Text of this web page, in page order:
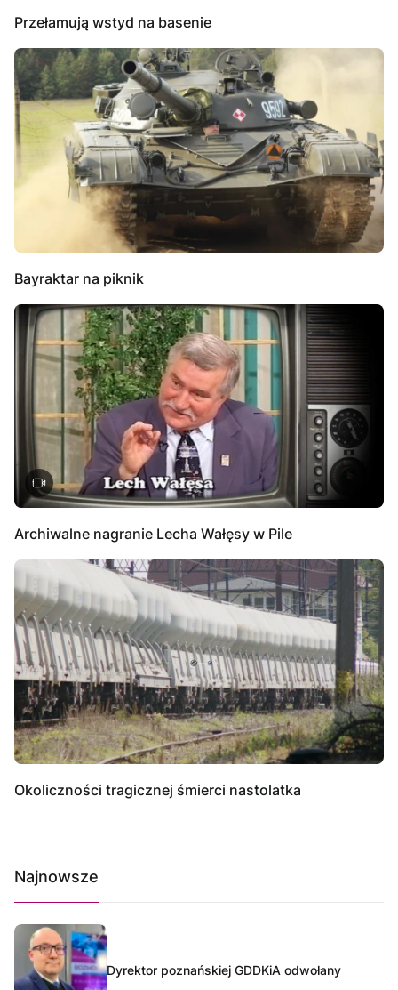
Przełamują wstyd na basenie
Bayraktar na piknik
Archiwalne nagranie Lecha Wałęsy w Pile
Okoliczności tragicznej śmierci nastolatka
Najnowsze
Dyrektor poznańskiej GDDKiA odwołany